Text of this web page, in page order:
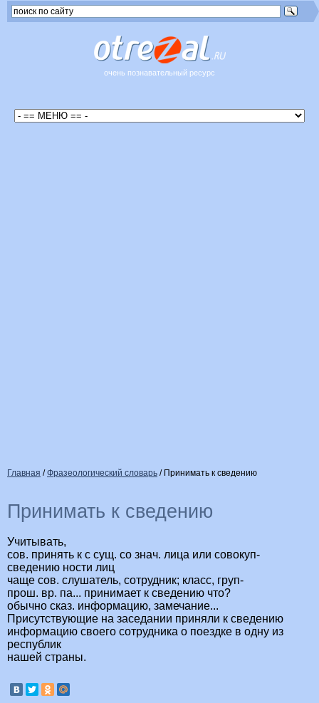
очень познавательный ресурс
Главная /Фразеологический словарь / Принимать к сведению
Принимать к сведению
Учитывать,
сов. принять к с сущ. со знач. лица или совокуп-
сведению ности лиц
чаще сов. слушатель, сотрудник; класс, груп-
прош. вр. па... принимает к сведению что?
обычно сказ. информацию, замечание...
Присутствующие на заседании приняли к сведению
информацию своего сотрудника о поездке в одну из
республик
нашей страны.